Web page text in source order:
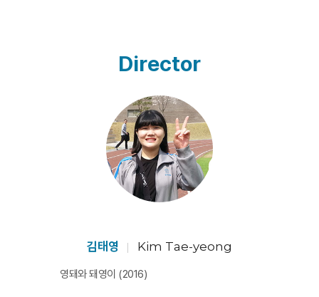
그리고 그 지점에서 <영돼와 돼영이>가 담아낸 가족의 일
상과 그들의 웃음은 무척 유쾌하고 건강하다. 특히 인상적
인 것은 이 가족의 일상 속 디테일 한 상황과 대화가 고스
란히 담긴 장면들이다. 평범하고 예사로운 질문에도 이 가
족만의 분위기를 보여주는 생생한 대화가 이어진다. 그렇
다고 마냥 가볍지만도 않다. 감독이 막내 동생을 걱정하는
마음 한 켠에는 다른 일상이 더 커져 버린 그래서 가족과
함께 하는 시간이 부족한 자신의 상황에 대한 안타까움과
는 시간이 줄어드는 건 성장의 과정에서 자연스러운 것일
게다. 영돼도 돼영이도 그렇게 커가고 있는 과정을 함께 하
Director
김태영 Kim Tae-yeong
영돼와 돼영이 (2016)